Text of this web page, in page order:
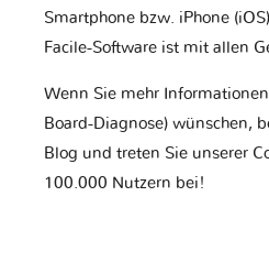
Smartphone bzw. iPhone
Facile-Software ist mit allen
Wenn Sie mehr
Board-Diagnose) wünschen,
Blog und treten Sie unserer
100.000 Nutzern bei!